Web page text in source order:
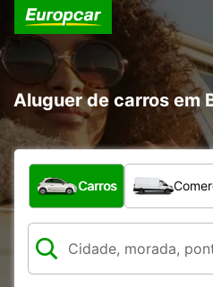
Aluguer de carros em
Que tipo de veículo
Carros